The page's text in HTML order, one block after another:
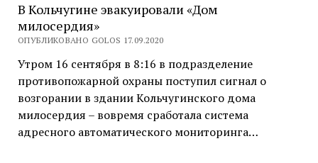
В Кольчугине эвакуировали «Дом
милосердия»
ОПУБЛИКОВАНО GOLOS 17.09.2020
Утром 16 сентября в 8:16 в подразделение
противопожарной охраны поступил сигнал о
возгорании в здании Кольчугинского дома
милосердия – вовремя сработала система
адресного автоматического мониторинга…